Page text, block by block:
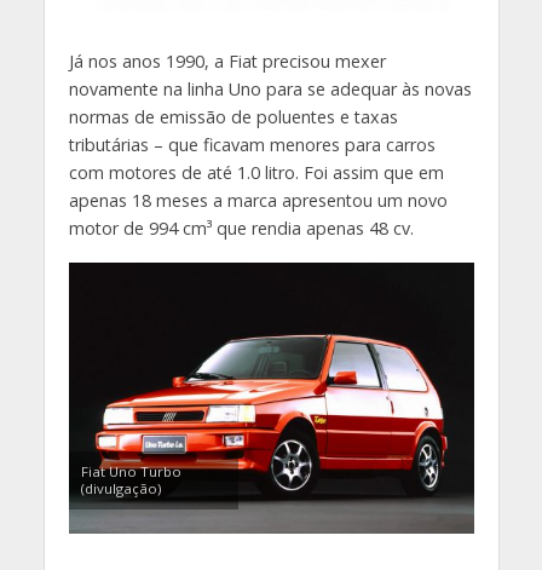
Já nos anos 1990, a Fiat precisou mexer
novamente na linha Uno para se adequar às novas
normas de emissão de poluentes e taxas
tributárias – que ficavam menores para carros
com motores de até 1.0 litro. Foi assim que em
apenas 18 meses a marca apresentou um novo
motor de 994 cm³ que rendia apenas 48 cv.
Fiat Uno Turbo
(divulgação)